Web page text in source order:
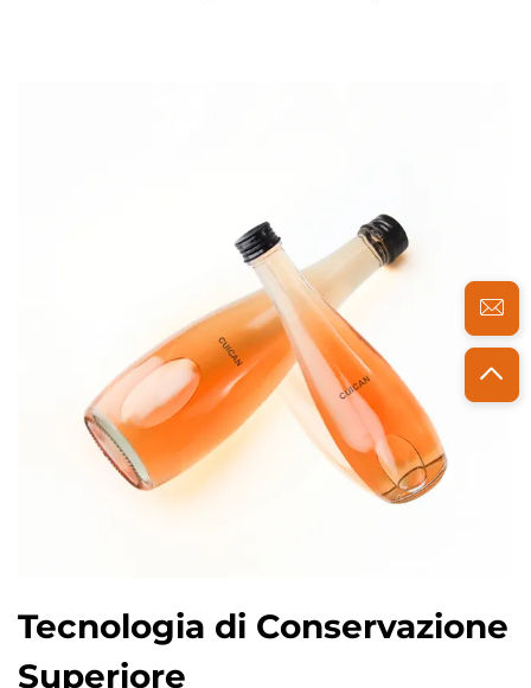
Tecnologia di Conservazione
Superiore